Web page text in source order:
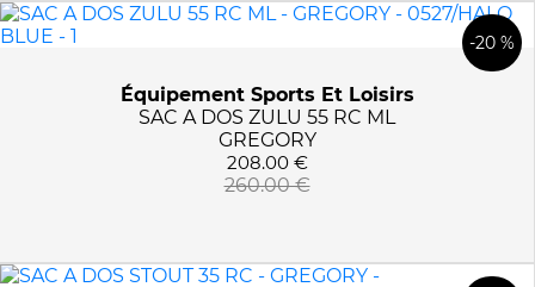
-20 %
Équipement Sports Et Loisirs
SAC A DOS ZULU 55 RC ML
GREGORY
208.00 €
260.00 €